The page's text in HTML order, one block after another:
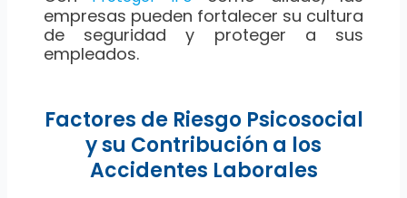
empresas pueden fortalecer su cultura
de seguridad y proteger a sus
empleados.
Factores de Riesgo Psicosocial
y su Contribución a los
Accidentes Laborales